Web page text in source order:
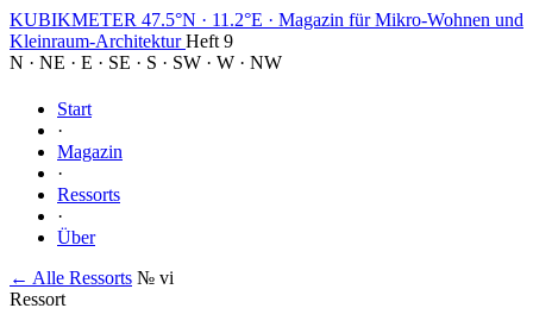
KUBIKMETER 47.5°N · 11.2°E · Magazin für Mikro-Wohnen und
Kleinraum-Architektur Heft 9
N · NE · E · SE · S · SW · W · NW
Start
·
Magazin
·
Ressorts
·
Über
← Alle Ressorts № vi
Ressort